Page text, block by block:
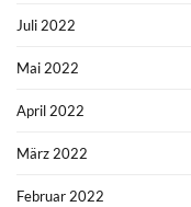
Juli 2022
Mai 2022
April 2022
März 2022
Februar 2022